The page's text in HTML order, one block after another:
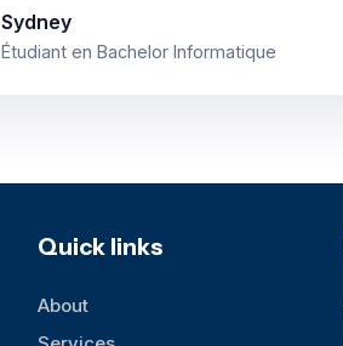
Sydney
Étudiant en Bachelor Informatique
Quick links
About